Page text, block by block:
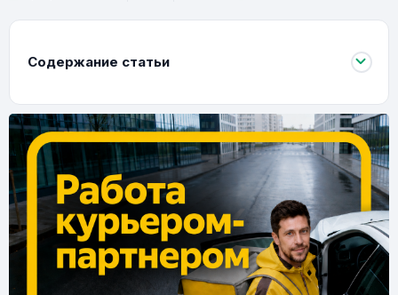
Содержание статьи